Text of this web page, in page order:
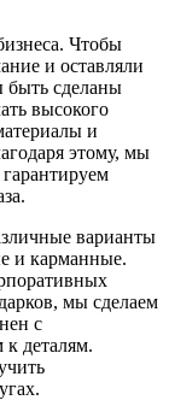
Чтобы
и оставляли
быть сделаны
высокого
и
этому, мы
варианты
и карманные.
мы сделаем
с
деталям.